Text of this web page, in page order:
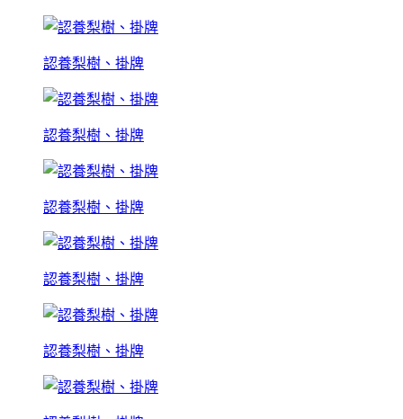
認養梨樹、掛牌
認養梨樹、掛牌
認養梨樹、掛牌
認養梨樹、掛牌
認養梨樹、掛牌